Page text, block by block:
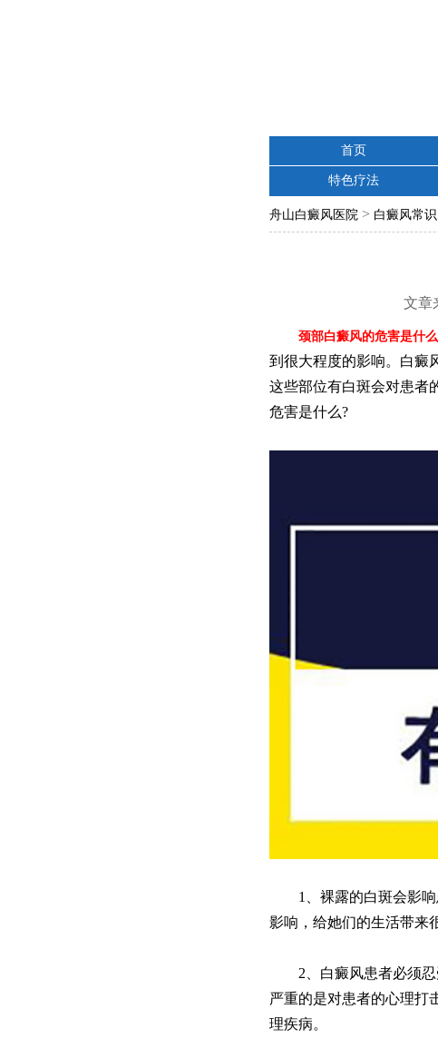
首页
特色疗法
舟山白癜风医院 > 白癜风常识
文章
颈部白癜风的危害是什么
到很大程度的影响。白癜
这些部位有白斑会对患者
危害是什么?
1、裸露的白斑会影响
影响，给她们的生活带来
2、白癜风患者必须忍
严重的是对患者的心理打
理疾病。